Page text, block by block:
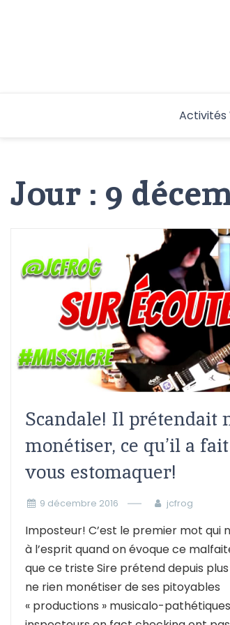
Activités
Jour : 9
Scandale! Il prétendait
monétiser, ce qu’il a
vous estomaquer!
9 décembre 2016 jcfrog
Imposteur! C’est le premier mot qui
à l’esprit quand on évoque ce
que ce triste Sire prétend depuis plus
ne rien monétiser de ses pitoyables
« productions » musicalo-